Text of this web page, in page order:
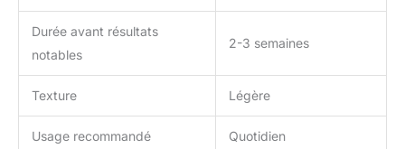
Durée avant résultats
notables
2-3 semaines
Texture Légère
Usage recommandé Quotidien